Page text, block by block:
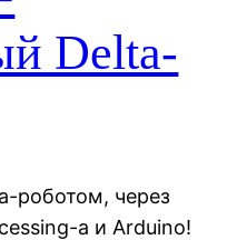
Delta-
роботом, через
а и Arduino!